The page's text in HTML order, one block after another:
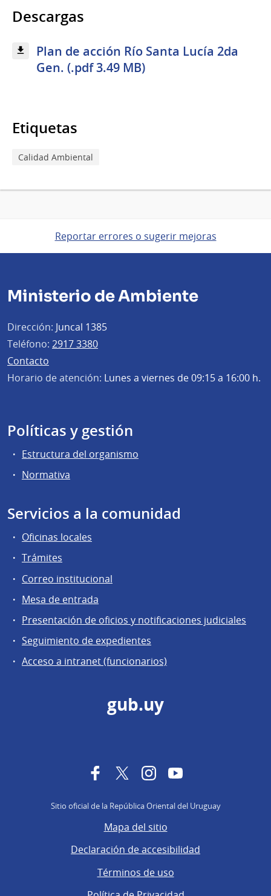
Descargas
Plan de acción Río Santa Lucía 2da
Gen. (.pdf 3.49 MB)
Etiquetas
Calidad Ambiental
Reportar errores o sugerir mejoras
Ministerio de Ambiente
Dirección: Juncal 1385
Teléfono: 2917 3380
Contacto
Horario de atención: Lunes a viernes de 09:15 a 16:00 h.
Políticas y gestión
Estructura del organismo
Normativa
Servicios a la comunidad
Oficinas locales
Trámites
Correo institucional
Mesa de entrada
Presentación de oficios y notificaciones judiciales
Seguimiento de expedientes
Acceso a intranet (funcionarios)
gub.uy
FacebookTwitterInstagramYouTube
Sitio oficial de la República Oriental del Uruguay
Mapa del sitio
Declaración de accesibilidad
Términos de uso